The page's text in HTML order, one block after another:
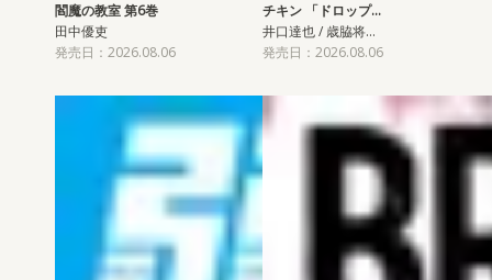
閻魔の教室 第6巻
田中優吏
発売日：2026.08.06
チキン 「ドロップ…
井口達也 / 歳脇将…
発売日：2026.08.06